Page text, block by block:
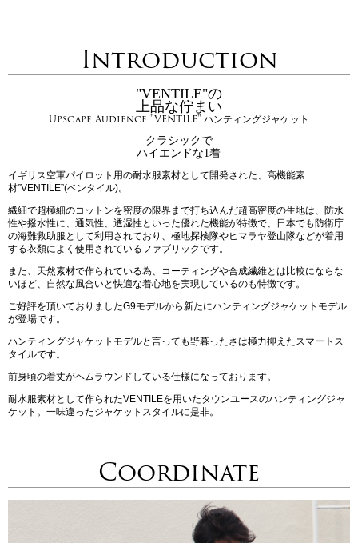
Introduction
"VENTILE"の
上品な佇まい
Upscape Audience "VENTILE" ハンティングジャケット
クラシックで
ハイエンドな1着
イギリス空軍パイロット用の耐水服素材として開発された、高機能素
材”VENTILE”(ベンタイル)。
繊細で超極細のコットンを密度の限界まで打ち込んだ超高密度の生地は、防水
性や撥水性に、通気性、透湿性といった優れた機能が特徴で、日本でも防衛庁
の海難救助服として利用されており、極地探検隊やヒマラヤ登山隊などが着用
する衣類によく使用されているファブリックです。
また、天然素材で作られている為、コーティングや合成繊維とは比較にならな
いほど、自然な風合いと快適な着心地を実現しているのも特徴です。
ご好評を頂いておりましたG9モデルから新たにハンティングジャケットモデル
が登場です。
ハンティングジャケットモデルと言っても野暮ったさは極力抑えたスマートス
タイルです。
前身頃の着丈がヘムラウンドしている仕様になっております。
耐水服素材として作られたVENTILEを用いたタウンユースのハンティングジャ
ケット。一味違ったジャケットスタイルに是非。
Coordinate